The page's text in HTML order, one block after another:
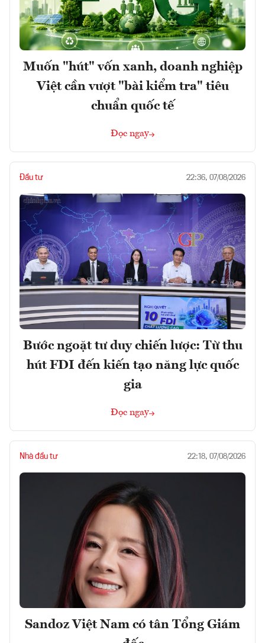
Muốn "hút" vốn xanh, doanh nghiệp
Việt cần vượt "bài kiểm tra" tiêu
chuẩn quốc tế
Đọc ngay
Đầu tư 22:36, 07/08/2026
Bước ngoặt tư duy chiến lược: Từ thu
hút FDI đến kiến tạo năng lực quốc
gia
Đọc ngay
Nhà đầu tư 22:18, 07/08/2026
Sandoz Việt Nam có tân Tổng Giám